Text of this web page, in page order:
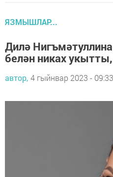
ЯЗМЫШЛАР...
Дилә
белән никах
автор, 4 гыйнвар 2023 - 09:33